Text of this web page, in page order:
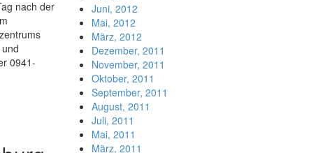
nach der
0941-
Juni, 2012
Mai, 2012
März, 2012
Dezember, 2011
November, 2011
Oktober, 2011
September, 2011
August, 2011
Juli, 2011
Mai, 2011
März, 2011